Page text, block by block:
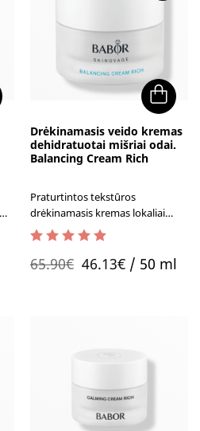
Drėkinamasis veido kremas
dehidratuotai mišriai odai.
Balancing Cream Rich
Praturtintos tekstūros
drėkinamasis kremas lokaliai
išsausėjusiai, riebiai ar mišriai
odai suteikia optimalų drėgmės
kiekį ir tuo pačiu saugo odą nuo
65.90€ Original
46.13€Current
/ 50 ml